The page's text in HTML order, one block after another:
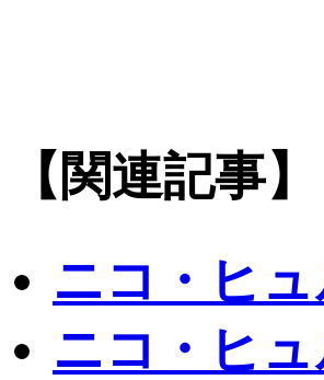
【関連記事】
ニコ・ヒ
ニコ・ヒ